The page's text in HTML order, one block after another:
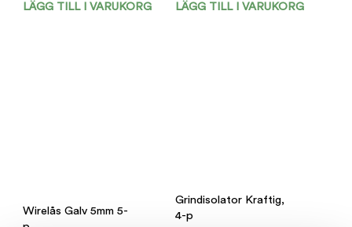
LÄGG TILL I VARUKORG LÄGG TILL I VARUKORG
Wirelås Galv 5mm 5-
Grindisolator Kraftig,
4-p